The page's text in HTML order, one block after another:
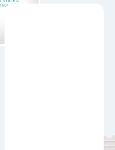
completa e equilibrada que
11 substâncias reconstituintes,